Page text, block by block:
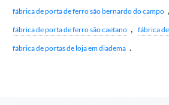
fábrica de porta de ferro são bernardo do campo
fábrica de porta de ferro são caetano fábrica
fábrica de portas de loja em diadema